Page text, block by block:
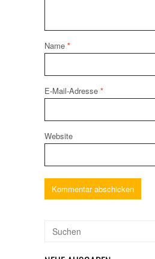
Name *
E-Mail-Adresse *
Website